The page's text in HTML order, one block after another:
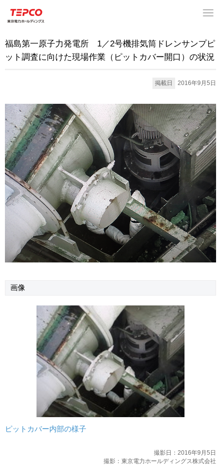
福島第一原子力発電所 1／2号機排気筒ドレンサンプピ
ット調査に向けた現場作業（ピットカバー開口）の状況
掲載日 2016年9月5日
画像
ピットカバー内部の様子
撮影日：2016年9月5日
撮影：東京電力ホールディングス株式会社